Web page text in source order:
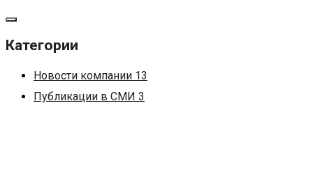
Категории
Новости компании 13
Публикации в СМИ 3